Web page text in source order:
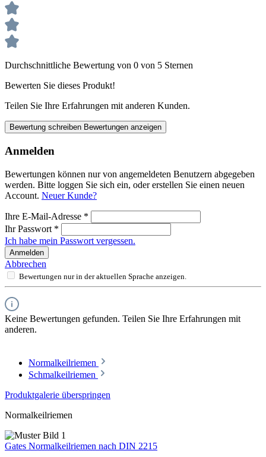
Durchschnittliche Bewertung von 0 von 5 Sternen
Bewerten Sie dieses Produkt!
Teilen Sie Ihre Erfahrungen mit anderen Kunden.
Bewertung schreiben Bewertungen anzeigen
Anmelden
Bewertungen können nur von angemeldeten Benutzern abgegeben
werden. Bitte loggen Sie sich ein, oder erstellen Sie einen neuen
Account. Neuer Kunde?
Ihre E-Mail-Adresse *
Ihr Passwort *
Ich habe mein Passwort vergessen.
Anmelden
Abbrechen
Bewertungen nur in der aktuellen Sprache anzeigen.
Keine Bewertungen gefunden. Teilen Sie Ihre Erfahrungen mit
anderen.
Normalkeilriemen
Schmalkeilriemen
Produktgalerie überspringen
Normalkeilriemen
Gates Normalkeilriemen nach DIN 2215